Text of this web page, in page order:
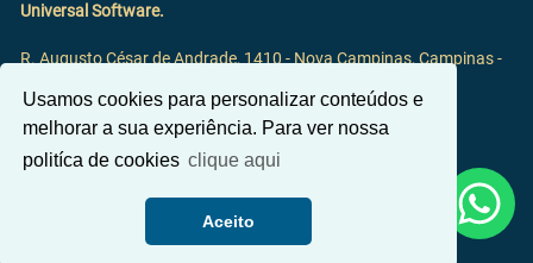
Usamos cookies para personalizar conteúdos e
melhorar a sua experiência. Para ver nossa
politíca de cookies clique aqui
Aceito
Universal Software.
R. Augusto César de Andrade, 1410 - Nova Campinas, Campinas -
SP, 13092-117